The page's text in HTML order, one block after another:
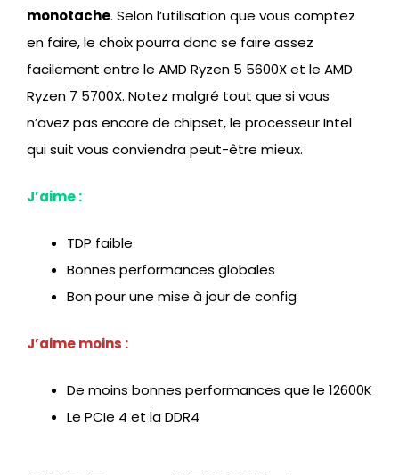
monotache. Selon l’utilisation que vous comptez
en faire, le choix pourra donc se faire assez
facilement entre le AMD Ryzen 5 5600X et le AMD
Ryzen 7 5700X. Notez malgré tout que si vous
n’avez pas encore de chipset, le processeur Intel
qui suit vous conviendra peut-être mieux.
J’aime :
TDP faible
Bonnes performances globales
Bon pour une mise à jour de config
J’aime moins :
De moins bonnes performances que le 12600K
Le PCIe 4 et la DDR4